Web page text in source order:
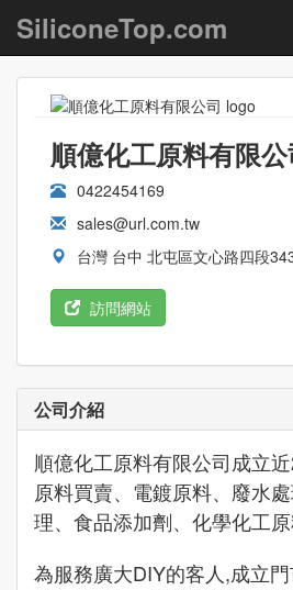
SiliconeTop.com
順億化工原料有限公
0422454169
sales@url.com.tw
台灣 台中 北屯區文心路四段
訪問網站
公司介紹
順億化工原料有限公司成立
原料買賣、電鍍原料、廢水
理、食品添加劑、化學化工
為服務廣大DIY的客人,成立